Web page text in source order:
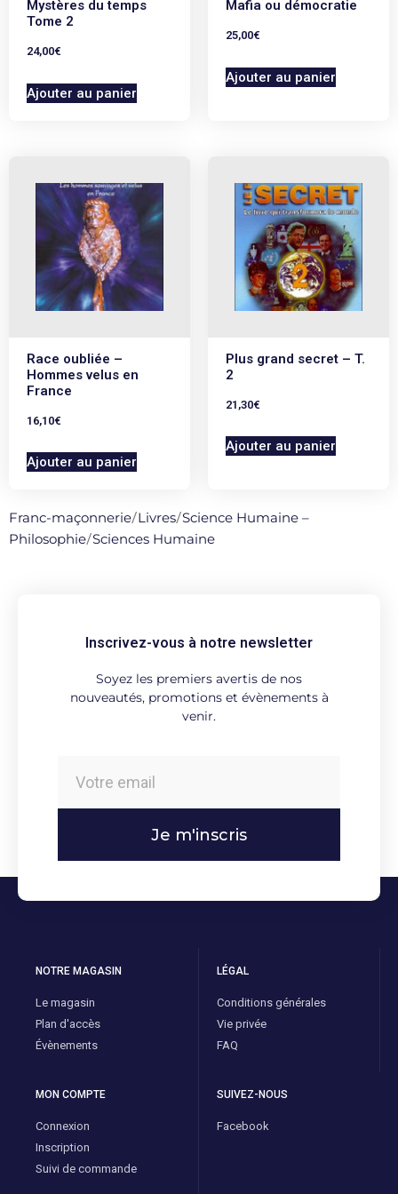
Mystères du temps
Tome 2
24,00€
Ajouter au panier
Mafia ou démocratie
25,00€
Ajouter au panier
Race oubliée –
Hommes velus en
France
16,10€
Ajouter au panier
Plus grand secret – T.
2
21,30€
Ajouter au panier
Franc-maçonnerie/Livres/Science Humaine –
Philosophie/Sciences Humaine
Inscrivez-vous à notre newsletter
Soyez les premiers avertis de nos
nouveautés, promotions et évènements à
venir.
Je m'inscris
NOTRE MAGASIN
Le magasin
Plan d'accès
Évènements
LÉGAL
Conditions générales
Vie privée
FAQ
MON COMPTE
Connexion
Inscription
Suivi de commande
SUIVEZ-NOUS
Facebook